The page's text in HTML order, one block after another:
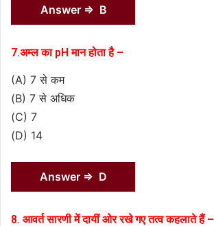
Answer ⇒ B
7.अम्ल का pH मान होता है –
(A) 7 से कम
(B) 7 से अधिक
(C) 7
(D) 14
Answer ⇒ D
8. आवर्त सारणी में दायीं ओर रखे गए तत्व कहलाते हैं –